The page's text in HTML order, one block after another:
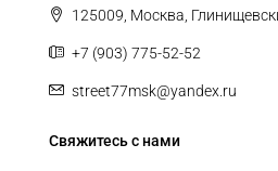
125009, Москва,
+7 (903) 775-52-52
street77msk@yandex.ru
Свяжитесь с нами